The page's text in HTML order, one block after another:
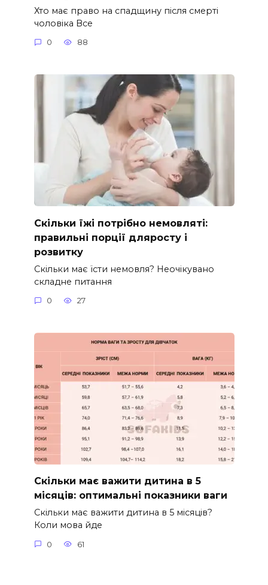
Хто має право на спадщину після смерті
чоловіка Все
0 88
Скільки їжі потрібно немовляті:
правильні порції дляросту і
розвитку
Скільки має їсти немовля? Неочікувано
складне питання
0 27
Скільки має важити дитина в 5
місяців: оптимальні показники ваги
Скільки має важити дитина в 5 місяців?
Коли мова йде
0 61